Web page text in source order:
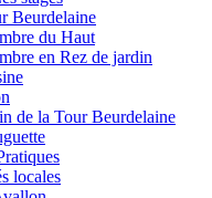
Beurdelaine
du Haut
en Rez de jardin
de la Tour Beurdelaine
locales